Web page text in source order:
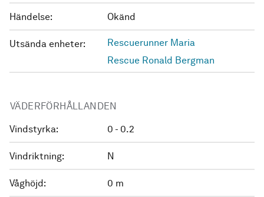
Händelse: Okänd
Utsända enheter:
Rescuerunner Maria
Rescue Ronald Bergman
VÄDERFÖRHÅLLANDEN
Vindstyrka: 0 - 0.2
Vindriktning: N
Våghöjd: 0 m